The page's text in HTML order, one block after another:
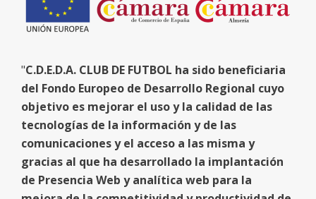
"C.D.E.D.A. CLUB DE FUTBOL ha sido beneficiaria
del Fondo Europeo de Desarrollo Regional cuyo
objetivo es mejorar el uso y la calidad de las
tecnologías de la información y de las
comunicaciones y el acceso a las misma y
gracias al que ha desarrollado la implantación
de Presencia Web y analítica web para la